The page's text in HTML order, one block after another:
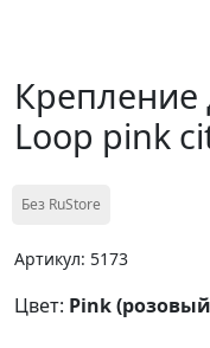
Крепление
Loop pink
Без RuStore
Артикул: 5173
Цвет: Pink